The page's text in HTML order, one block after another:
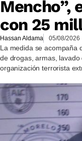
Mencho”,
con 25
Hassan Aldama 05/08/2026
La medida se acompaña
de drogas, armas,
organización terrorista